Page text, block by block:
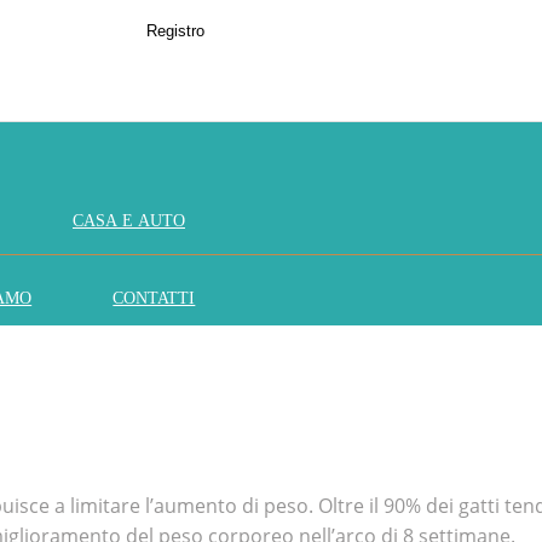
Registro
CASA E AUTO
CONTATTI
a limitare l’aumento di peso. Oltre il 90% dei gatti
del peso corporeo nell’arco di 8 settimane.